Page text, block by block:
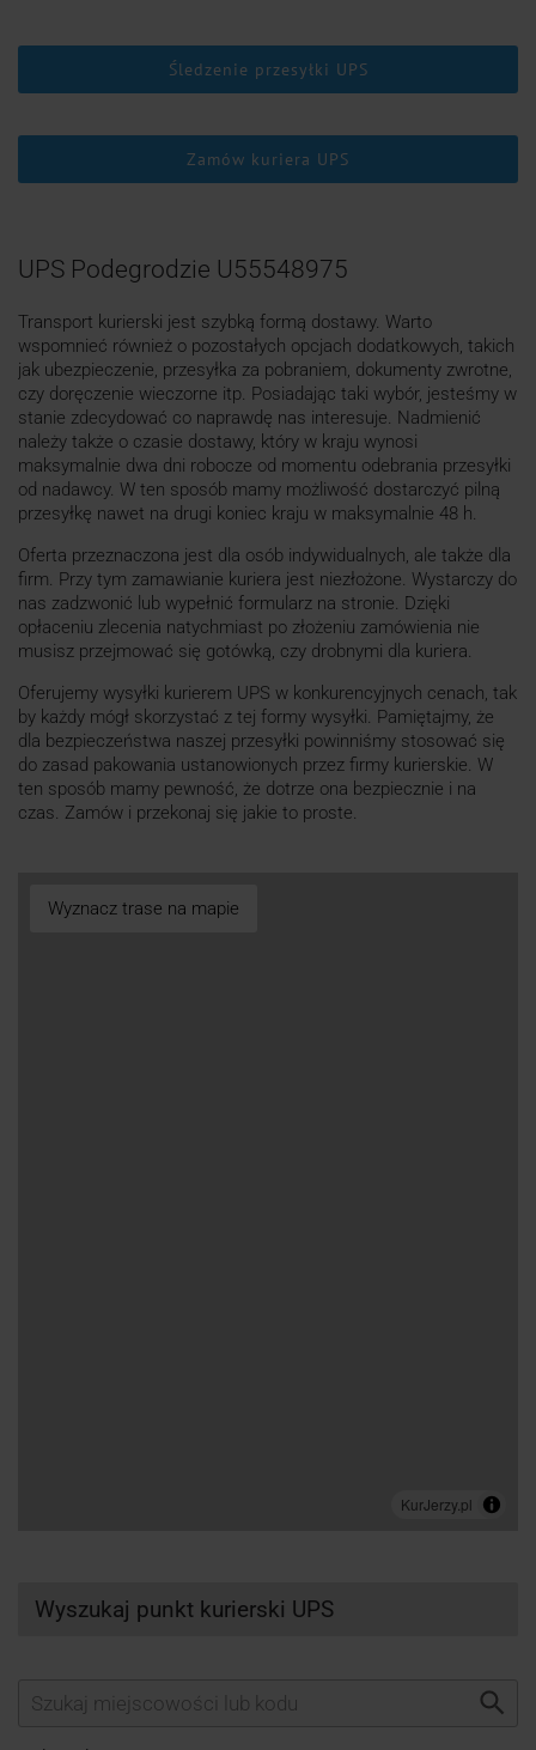
Śledzenie przesyłki UPS
Zamów kuriera UPS
UPS Podegrodzie U55548975
Transport kurierski jest szybką formą dostawy. Warto
wspomnieć również o pozostałych opcjach dodatkowych, takich
jak ubezpieczenie, przesyłka za pobraniem, dokumenty zwrotne,
czy doręczenie wieczorne itp. Posiadając taki wybór, jesteśmy w
stanie zdecydować co naprawdę nas interesuje. Nadmienić
należy także o czasie dostawy, który w kraju wynosi
maksymalnie dwa dni robocze od momentu odebrania przesyłki
od nadawcy. W ten sposób mamy możliwość dostarczyć pilną
przesyłkę nawet na drugi koniec kraju w maksymalnie 48 h.
Oferta przeznaczona jest dla osób indywidualnych, ale także dla
firm. Przy tym zamawianie kuriera jest niezłożone. Wystarczy do
nas zadzwonić lub wypełnić formularz na stronie. Dzięki
opłaceniu zlecenia natychmiast po złożeniu zamówienia nie
musisz przejmować się gotówką, czy drobnymi dla kuriera.
Oferujemy wysyłki kurierem UPS w konkurencyjnych cenach, tak
by każdy mógł skorzystać z tej formy wysyłki. Pamiętajmy, że
dla bezpieczeństwa naszej przesyłki powinniśmy stosować się
do zasad pakowania ustanowionych przez firmy kurierskie. W
ten sposób mamy pewność, że dotrze ona bezpiecznie i na
czas. Zamów i przekonaj się jakie to proste.
Wyznacz trase na mapie
Wyszukaj punkt kurierski UPS